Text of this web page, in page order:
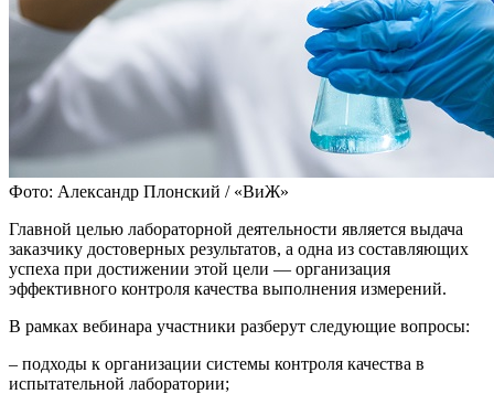
Фото: Александр Плонский / «ВиЖ»
Главной целью лабораторной деятельности является выдача
заказчику достоверных результатов, а одна из составляющих
успеха при достижении этой цели — организация
эффективного контроля качества выполнения измерений.
В рамках вебинара участники разберут следующие вопросы:
– подходы к организации системы контроля качества в
испытательной лаборатории;